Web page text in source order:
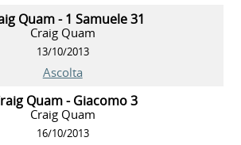
Quam - 1 Samuele 31
Craig Quam
13/10/2013
Ascolta
Quam - Giacomo 3
Craig Quam
16/10/2013